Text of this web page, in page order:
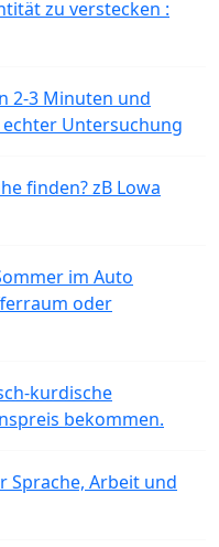
zu verstecken :
2-3 Minuten und
Untersuchung
finden? zB Lowa
im Auto
oder
kurdische
bekommen.
Sprache, Arbeit und